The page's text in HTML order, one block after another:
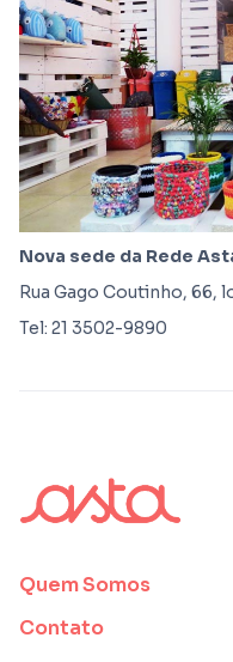
Nova sede da Rede
Rua Gago Coutinho, 66,
Tel: 21 3502-9890
Quem Somos
Contato